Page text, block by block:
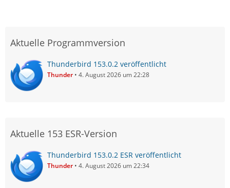
Aktuelle Programmversion
Thunderbird 153.0.2 veröffentlicht
Thunder 4. August 2026 um 22:28
Aktuelle 153 ESR-Version
Thunderbird 153.0.2 ESR veröffentlicht
Thunder 4. August 2026 um 22:34